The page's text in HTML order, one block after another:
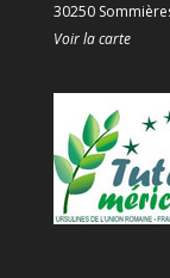
30250
Voir la carte